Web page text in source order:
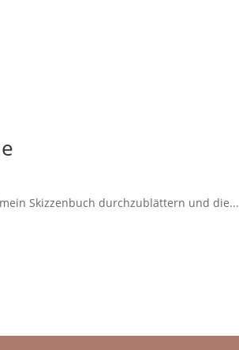
Skizzenbuch durchzublättern und die...